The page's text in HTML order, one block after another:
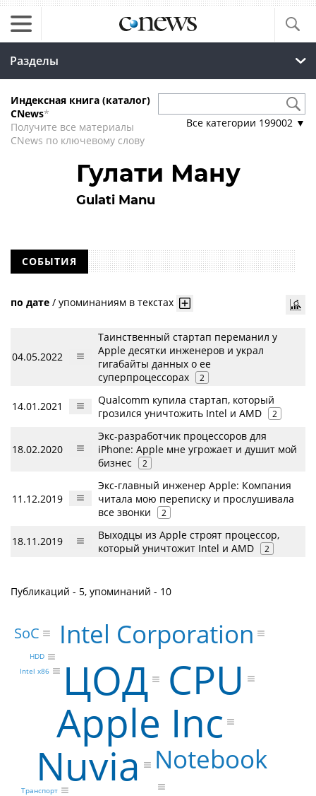
Разделы
Индексная книга (каталог)
CNews*
Получите все материалы
CNews по ключевому слову
Все категории 199002 ▼
Гулати Ману
Gulati Manu
СОБЫТИЯ
по дате / упоминаниям в текстах
04.05.2022
Таинственный стартап переманил у
Apple десятки инженеров и украл
гигабайты данных о ее
суперпроцессорах
2
14.01.2021
Qualcomm купила стартап, который
грозился уничтожить Intel и AMD
2
18.02.2020
Экс-разработчик процессоров для
iPhone: Apple мне угрожает и душит мой
бизнес
2
11.12.2019
Экс-главный инженер Apple: Компания
читала мою переписку и прослушивала
все звонки
2
18.11.2019
Выходцы из Apple строят процессор,
который уничтожит Intel и AMD
2
Публикаций - 5, упоминаний - 10
Apple Inc
Nuvia
CPU
ЦОД
Intel Corporation
Notebook
SoC
HDD
Intel x86
Транспорт